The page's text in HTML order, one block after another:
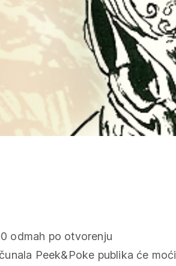
odmah po otvorenju
Peek&Poke publika će moći